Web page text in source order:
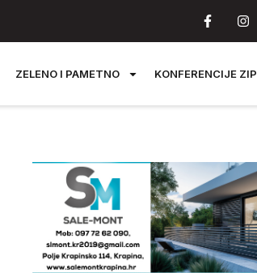
ZELENO I PAMETNO KONFERENCIJE ZIP